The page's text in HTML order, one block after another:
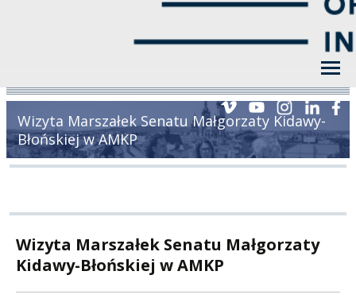
Wizyta Marszałek Senatu Małgorzaty Kidawy-
Błońskiej w AMKP
Wizyta Marszałek Senatu Małgorzaty
Kidawy-Błońskiej w AMKP